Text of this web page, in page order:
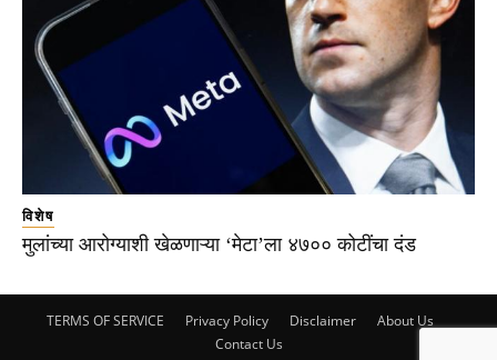
विशेष
मुलांच्या आरोग्याशी खेळणाऱ्या ‘मेटा’ला ४७०० कोटींचा दंड
TERMS OF SERVICE Privacy Policy Disclaimer
About Us
Contact Us